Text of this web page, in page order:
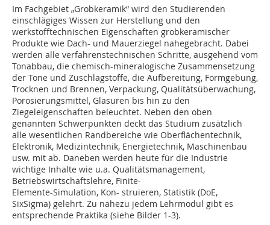
Im Fachgebiet „Grobkeramik“ wird den Studierenden
einschlägiges Wissen zur Herstellung und den
werkstofftechnischen Eigenschaften grobkeramischer
Produkte wie Dach- und Mauerziegel nahegebracht. Dabei
werden alle verfahrenstechnischen Schritte, ausgehend vom
Tonabbau, die chemisch-mineralogische Zusammensetzung
der Tone und Zuschlagstoffe, die Aufbereitung, Formgebung,
Trocknen und Brennen, Verpackung, Qualitätsüberwachung,
Porosierungsmittel, Glasuren bis hin zu den
Ziegeleigenschaften beleuchtet. Neben den oben
genannten Schwerpunkten deckt das Studium zusätzlich
alle wesentlichen Randbereiche wie Oberflächentechnik,
Elektronik, Medizintechnik, Energietechnik, Maschinenbau
usw. mit ab. Daneben werden heute für die Industrie
wichtige Inhalte wie u.a. Qualitätsmanagement,
Betriebswirtschaftslehre, Finite-
Elemente-Simulation, Kon- struieren, Statistik (DoE,
SixSigma) gelehrt. Zu nahezu jedem Lehrmodul gibt es
entsprechende Praktika (siehe Bilder 1-3).